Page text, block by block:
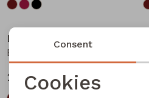
D-zine
24,99
Noodzakelijke cookies
Consent
Cookies